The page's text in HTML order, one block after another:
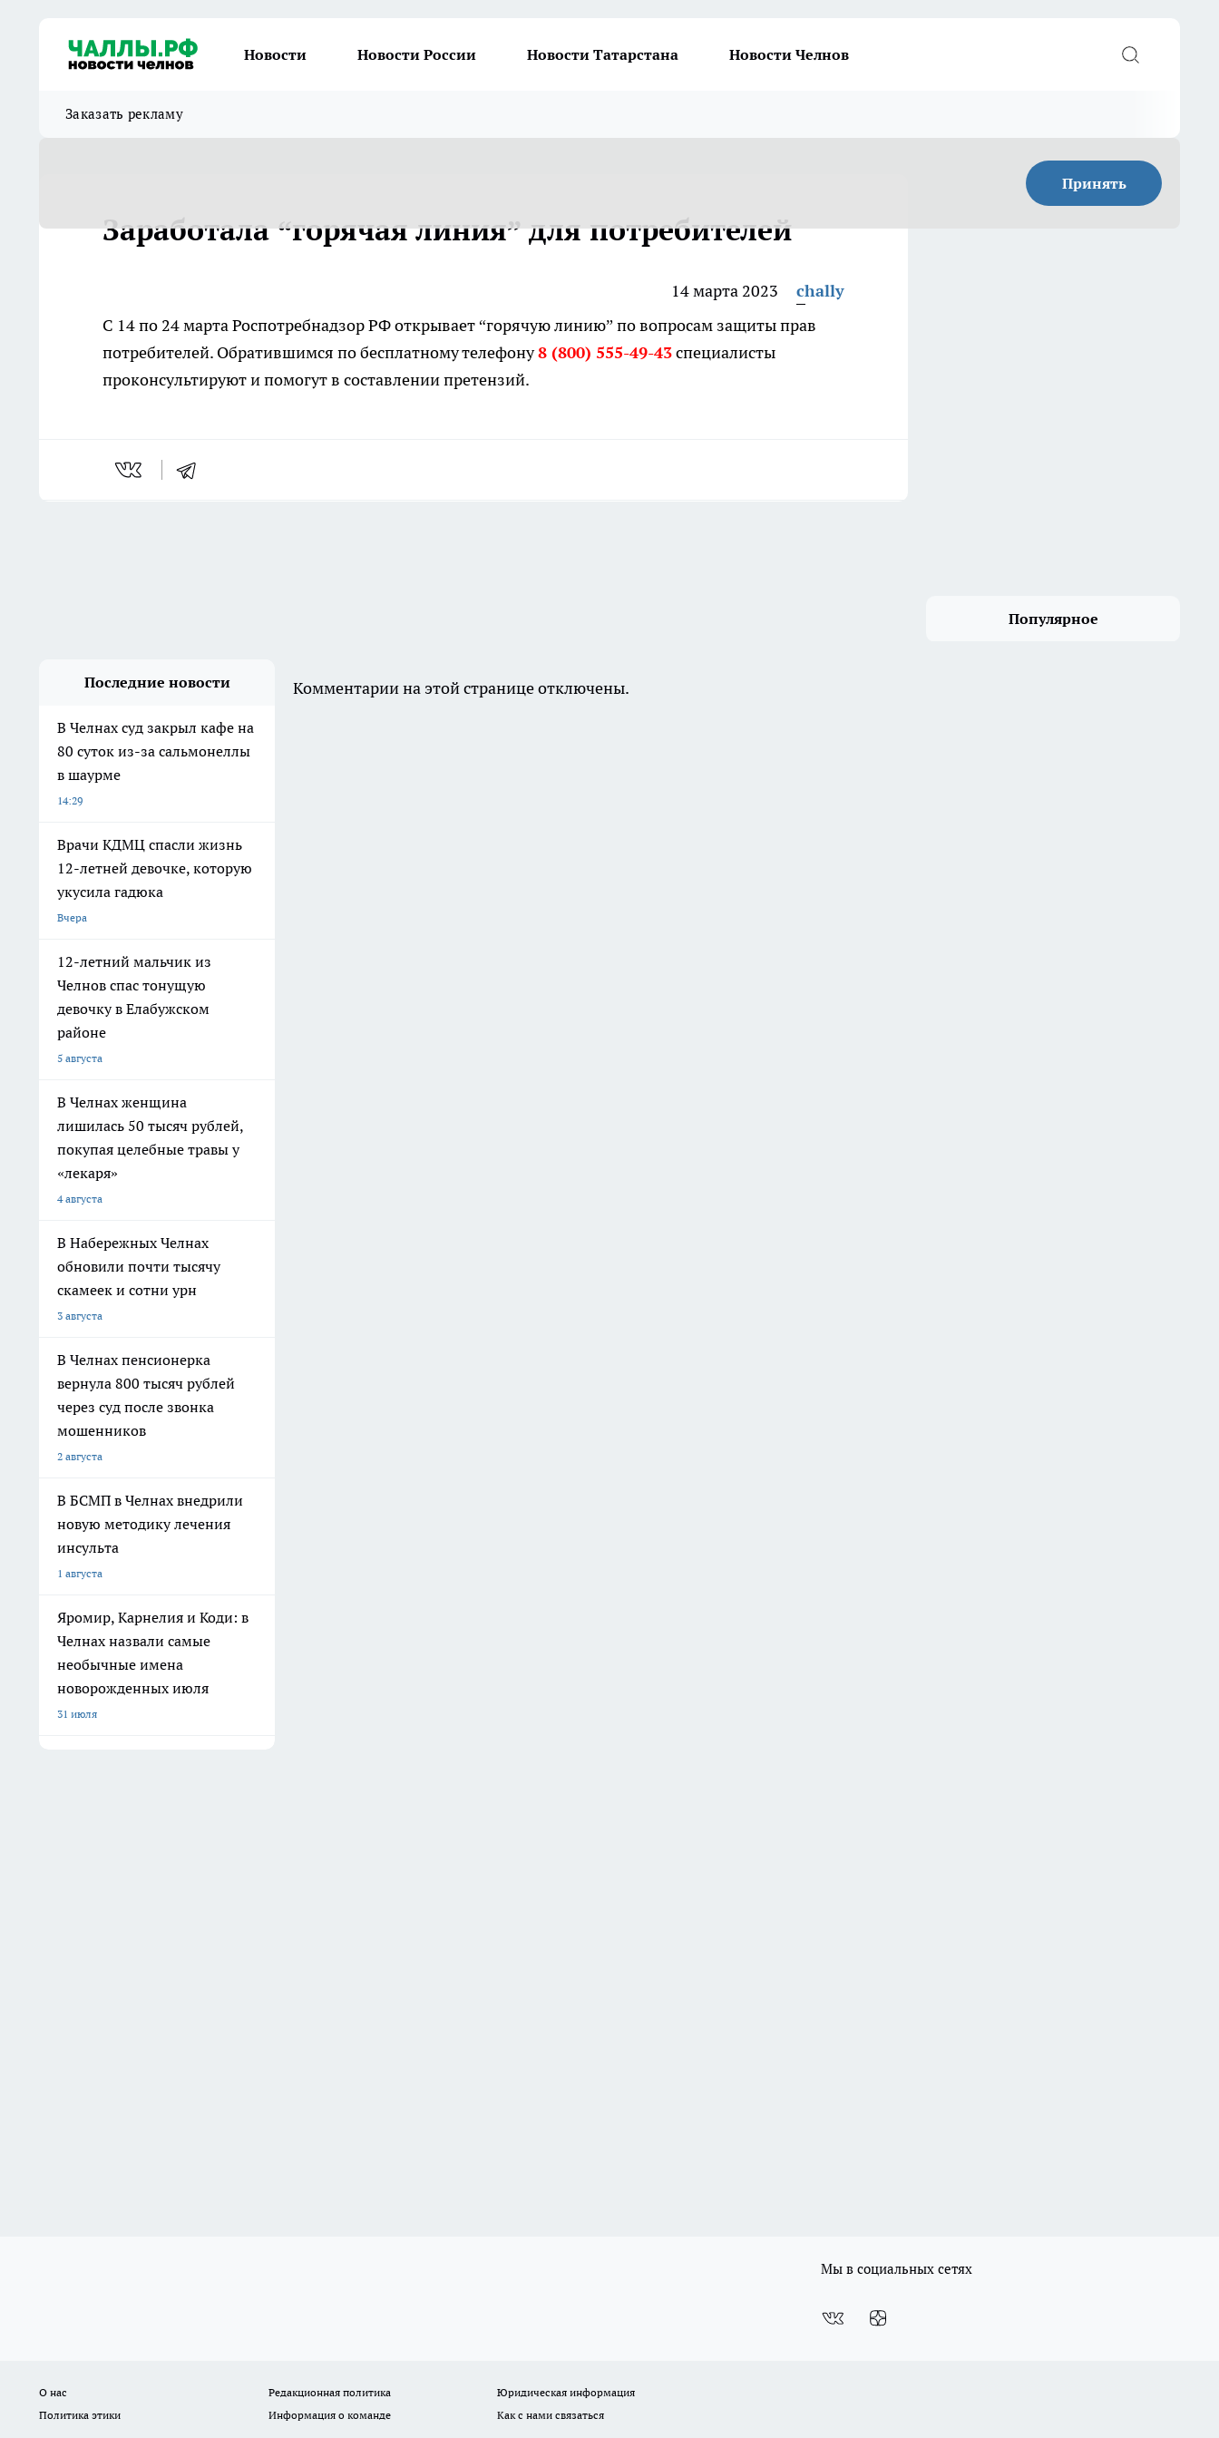
Новости Новости России Новости Татарстана Новости Челнов
Заказать рекламу
Принять
Заработала “горячая линия” для потребителей
14 марта 2023
chally
С 14 по 24 марта Роспотребнадзор РФ открывает “горячую линию” по вопросам защиты прав
потребителей. Обратившимся по бесплатному телефону8 (800) 555-49-43специалисты
проконсультируют и помогут в составлении претензий.
Популярное
Последние новости
В Челнах суд закрыл кафе на
80 суток из-за сальмонеллы
в шаурме
14:29
Врачи КДМЦ спасли жизнь
12-летней девочке, которую
укусила гадюка
Вчера
12-летний мальчик из
Челнов спас тонущую
девочку в Елабужском
районе
5 августа
В Челнах женщина
лишилась 50 тысяч рублей,
покупая целебные травы у
«лекаря»
4 августа
В Набережных Челнах
обновили почти тысячу
скамеек и сотни урн
3 августа
В Челнах пенсионерка
вернула 800 тысяч рублей
через суд после звонка
мошенников
2 августа
В БСМП в Челнах внедрили
новую методику лечения
инсульта
1 августа
Яромир, Карнелия и Коди: в
Челнах назвали самые
необычные имена
новорожденных июля
31 июля
Комментарии на этой странице отключены.
Мы в социальных сетях
О нас Редакционная политика
Юридическая информация
Политика этики
Информация о команде Как с нами связаться